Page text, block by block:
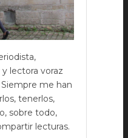
lectora voraz
me han
tenerlos,
sobre todo,
lecturas.